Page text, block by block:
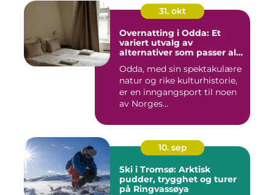
31. okt
Overnatting i Odda: Et
variert utvalg av
alternativer som passer alle
Odda, med sin spektakulære
natur og rike kulturhistorie,
er en inngangsport til noen
av Norges...
10. sep
Ski i Tromsø: Arktisk
pudder, trygghet og turer
på Ringvassøya